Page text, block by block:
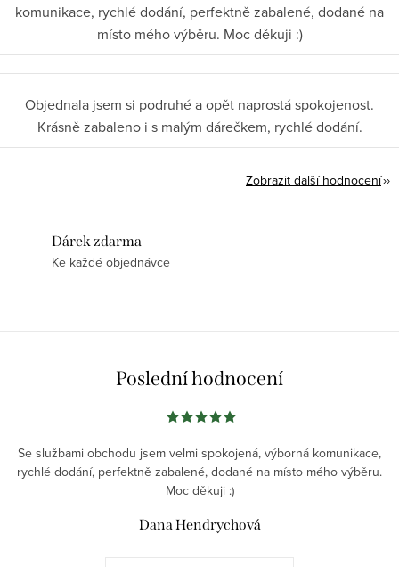
komunikace, rychlé dodání, perfektně zabalené, dodané na
místo mého výběru. Moc děkuji :)
Objednala jsem si podruhé a opět naprostá spokojenost.
Krásně zabaleno i s malým dárečkem, rychlé dodání.
Zobrazit další hodnocení
Dárek zdarma
Ke každé objednávce
Poslední hodnocení
Se službami obchodu jsem velmi spokojená, výborná komunikace,
rychlé dodání, perfektně zabalené, dodané na místo mého výběru.
Moc děkuji :)
Dana Hendrychová